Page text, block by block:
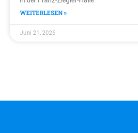
WEITERLESEN »
Juni 21, 2026